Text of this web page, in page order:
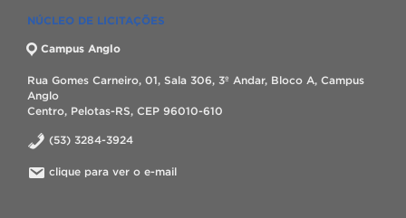
NÚCLEO DE LICITAÇÕES
Campus Anglo
Rua Gomes Carneiro, 01, Sala 306, 3º Andar, Bloco A, Campus
Anglo
Centro, Pelotas-RS, CEP 96010-610
(53) 3284-3924
clique para ver o e-mail